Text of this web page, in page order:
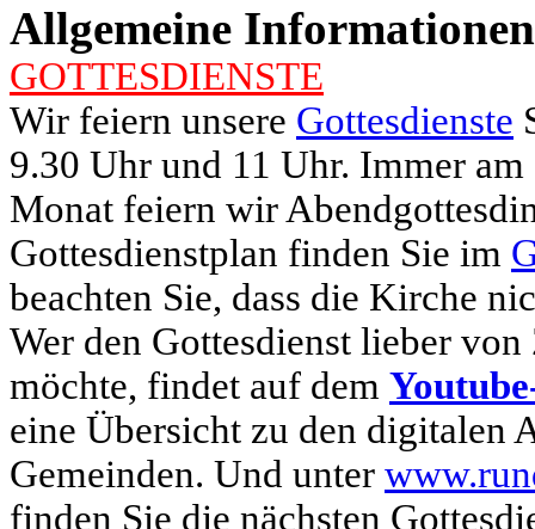
Allgemeine Informationen
GOTTESDIENSTE
Wir feiern unsere Gottesdienste
9.30 Uhr und 11 Uhr. Immer am
Monat feiern wir
Gottesdienstplan finden Sie im
beachten Sie, dass die Kirche
Wer den Gottesdienst lieber von
möchte, findet auf dem
eine Übersicht zu den digitalen
Gemeinden. Und unter
finden Sie die nächsten